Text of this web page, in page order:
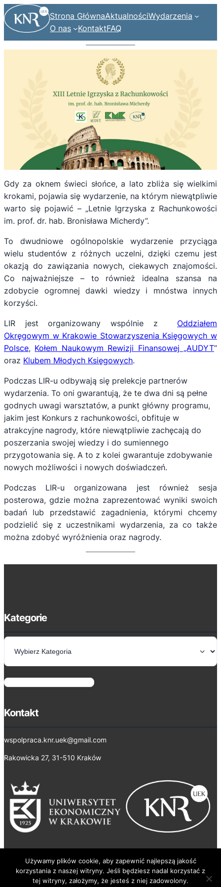
Strona GłównaAktualnościWydarzenia
O nas
KontaktFAQ
Gdy za oknem świeci słońce, a lato zbliża się wielkimi
krokami, pojawia się wydarzenie, na którym niewątpliwie
warto się pojawić – „Letnie Igrzyska z Rachunkowości
im. prof. dr. hab. Bronisława Micherdy”.
To dwudniowe ogólnopolskie wydarzenie przyciąga
wielu studentów z różnych uczelni, dzięki czemu jest
okazją do zawiązania nowych, ciekawych znajomości.
Co najważniejsze – to również idealna szansa na
zdobycie ogromnej dawki wiedzy i mnóstwa innych
korzyści.
LIR jest organizowany wspólnie z Oddziałem
Okręgowym w Krakowie Stowarzyszenia Księgowych w
Polsce, Kołem Naukowym Rewizji Finansowej „AUDYT”
oraz Klubem Młodych Księgowych.
Podczas LIR-u odbywają się prelekcje partnerów
wydarzenia. To oni gwarantują, że te dwa dni są pełne
godnych uwagi warsztatów, a punkt główny programu,
jakim jest Konkurs z rachunkowości, obfituje w
atrakcyjne nagrody, które niewątpliwie zachęcają do
poszerzania swojej wiedzy i do sumiennego
przygotowania się. A to z kolei gwarantuje zdobywanie
nowych możliwości i nowych doświadczeń.
Podczas LIR-u organizowana jest również sesja
posterowa, gdzie można zaprezentować wyniki swoich
badań lub przedstawić zagadnienia, którymi chcemy
podzielić się z uczestnikami wydarzenia, za co także
można zdobyć wyróżnienia oraz nagrody.
Kategorie
K
t
e
r
e
S
u
j
Kontakt
wspolpraca.knr.uek@gmail.com
Rakowicka 27, 31-510 Kraków
© 2025 ·
Koło Naukowe Rachunkowości
· Wszelkie prawa zastrzeżone
Używamy plików cookie, aby zapewnić najlepszą jakość
korzystania z naszej witryny. Jeśli będziesz nadal korzystać z
tej witryny, założymy, że jesteś z niej zadowolony.